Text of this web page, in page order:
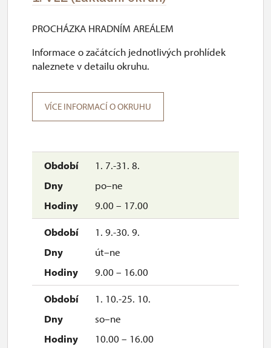
1. 7.-31. 8.
po–ne
9.00 – 17.00
1. 9.-30. 9.
út–ne
9.00 – 16.00
1. 10.-25. 10.
so–ne
10.00 – 16.00
PROCHÁZKA HRADNÍM AREÁLEM
Informace o začátcích jednotlivých prohlídek
naleznete v detailu okruhu.
VÍCE INFORMACÍ O OKRUHU